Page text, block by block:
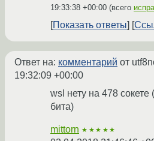
19:33:38 +00:00 (всего
Показать ответы
Ответ на: комментарий от
19:32:09 +00:00
wsl нету на 478 сокете
бита)
mittorn ★★★★★